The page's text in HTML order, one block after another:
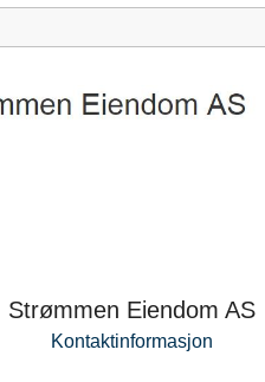
Strømmen Eiendom AS
Kontaktinformasjon